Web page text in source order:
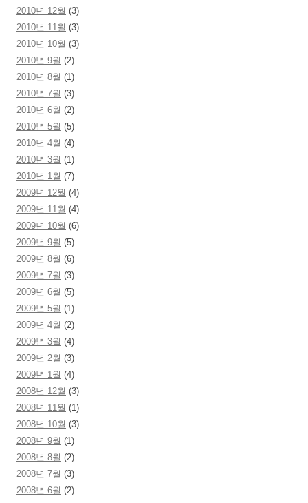
2010년 12월 (3)
2010년 11월 (3)
2010년 10월 (3)
2010년 9월 (2)
2010년 8월 (1)
2010년 7월 (3)
2010년 6월 (2)
2010년 5월 (5)
2010년 4월 (4)
2010년 3월 (1)
2010년 1월 (7)
2009년 12월 (4)
2009년 11월 (4)
2009년 10월 (6)
2009년 9월 (5)
2009년 8월 (6)
2009년 7월 (3)
2009년 6월 (5)
2009년 5월 (1)
2009년 4월 (2)
2009년 3월 (4)
2009년 2월 (3)
2009년 1월 (4)
2008년 12월 (3)
2008년 11월 (1)
2008년 10월 (3)
2008년 9월 (1)
2008년 8월 (2)
2008년 7월 (3)
2008년 6월 (2)